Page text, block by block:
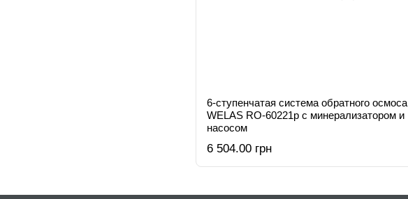
6-ступенчатая система обратного осмоса
WELAS RO-60221p с минерализатором и
насосом
6 504.00 грн